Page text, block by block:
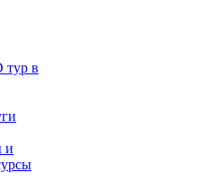
тур в
и